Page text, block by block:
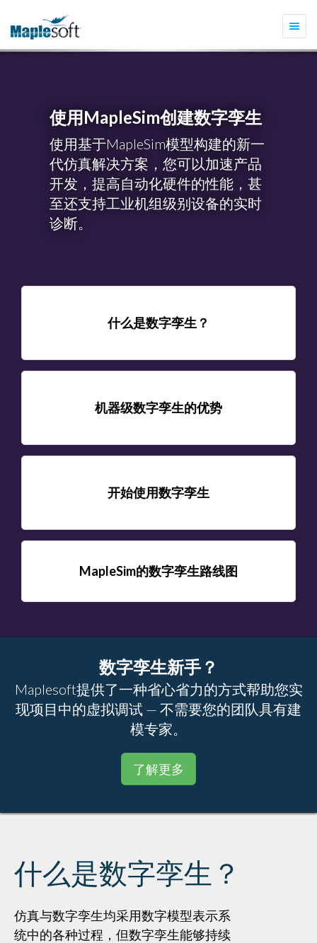
使用MapleSim创建数字孪生
使用基于MapleSim模型构建的新一
代仿真解决方案，您可以加速产品
开发，提高自动化硬件的性能，甚
至还支持工业机组级别设备的实时
诊断。
什么是数字孪生？
机器级数字孪生的优势
开始使用数字孪生
MapleSim的数字孪生路线图
数字孪生新手？
Maplesoft提供了一种省心省力的方式帮助您实
现项目中的虚拟调试 — 不需要您的团队具有建
模专家。
了解更多
什么是数字孪生？
仿真与数字孪生均采用数字模型表示系
统中的各种过程，但数字孪生能够持续